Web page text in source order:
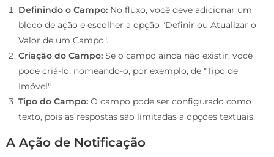
Definindo o Campo: No fluxo, você deve adicionar um
bloco de ação e escolher a opção "Definir ou Atualizar o
Valor de um Campo".
Criação do Campo: Se o campo ainda não existir, você
pode criá-lo, nomeando-o, por exemplo, de "Tipo de
Imóvel".
Tipo do Campo: O campo pode ser configurado como
texto, pois as respostas são limitadas a opções textuais.
A Ação de Notificação